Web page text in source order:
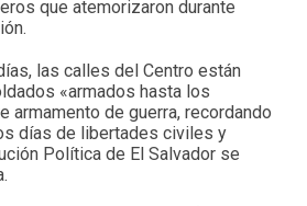
que atemorizaron durante
las calles del Centro están
«armados hasta los
armamento de guerra, recordando
días de libertades civiles y
Política de El Salvador se